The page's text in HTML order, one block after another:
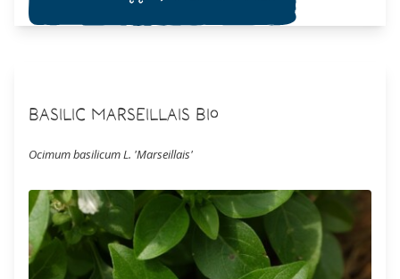
Basilic Marseillais Bio
Ocimum basilicum L. 'Marseillais'